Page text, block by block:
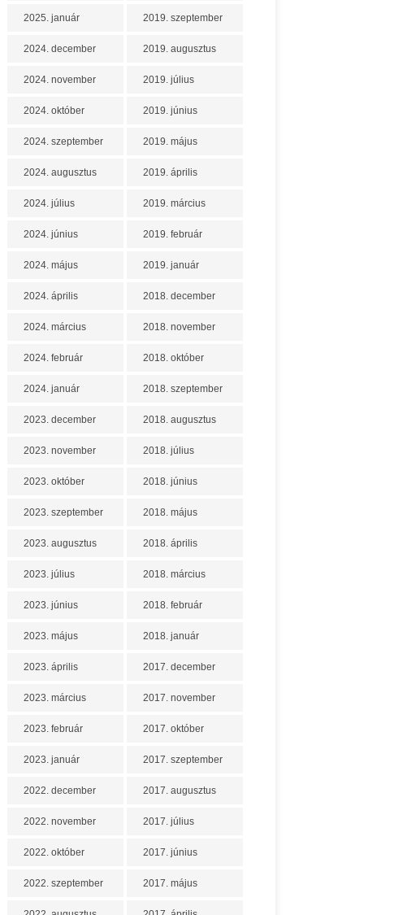
2025. január
2024. december
2024. november
2024. október
2024. szeptember
2024. augusztus
2024. július
2024. június
2024. május
2024. április
2024. március
2024. február
2024. január
2023. december
2023. november
2023. október
2023. szeptember
2023. augusztus
2023. július
2023. június
2023. május
2023. április
2023. március
2023. február
2023. január
2022. december
2022. november
2022. október
2022. szeptember
2019. szeptember
2019. augusztus
2019. július
2019. június
2019. május
2019. április
2019. március
2019. február
2019. január
2018. december
2018. november
2018. október
2018. szeptember
2018. augusztus
2018. július
2018. június
2018. május
2018. április
2018. március
2018. február
2018. január
2017. december
2017. november
2017. október
2017. szeptember
2017. augusztus
2017. július
2017. június
2017. május